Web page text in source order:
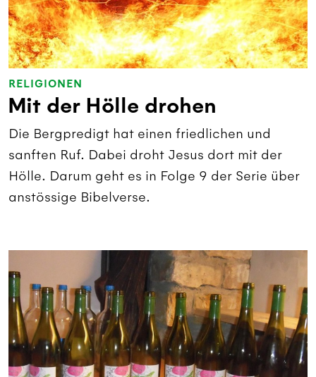
RELIGIONEN
Mit der Hölle drohen
Die Bergpredigt hat einen friedlichen und
sanften Ruf. Dabei droht Jesus dort mit der
Hölle. Darum geht es in Folge 9 der Serie über
anstössige Bibelverse.